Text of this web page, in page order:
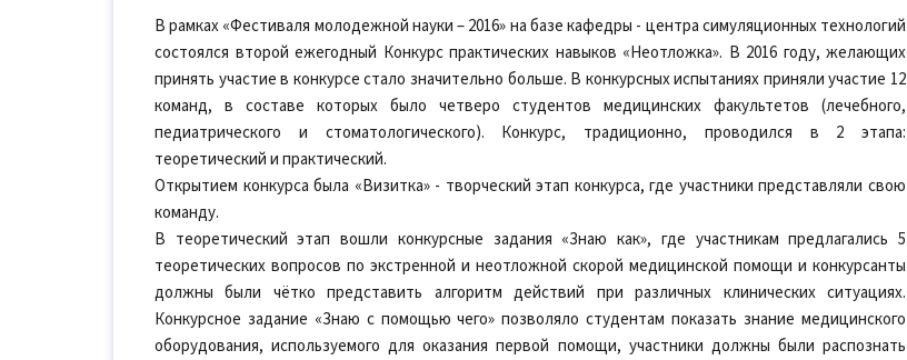
В рамках «Фестиваля молодежной науки – 2016» на базе кафедры - центра симуляционных технологий
состоялся второй ежегодный Конкурс практических навыков «Неотложка». В 2016 году, желающих
принять участие в конкурсе стало значительно больше. В конкурсных испытаниях приняли участие 12
команд, в составе которых было четверо студентов медицинских факультетов (лечебного,
педиатрического и стоматологического). Конкурс, традиционно, проводился в 2 этапа:
теоретический и практический.
Открытием конкурса была «Визитка» - творческий этап конкурса, где участники представляли свою
команду.
В теоретический этап вошли конкурсные задания «Знаю как», где участникам предлагались 5
теоретических вопросов по экстренной и неотложной скорой медицинской помощи и конкурсанты
должны были чётко представить алгоритм действий при различных клинических ситуациях.
Конкурсное задание «Знаю с помощью чего» позволяло студентам показать знание медицинского
оборудования, используемого для оказания первой помощи, участники должны были распознать